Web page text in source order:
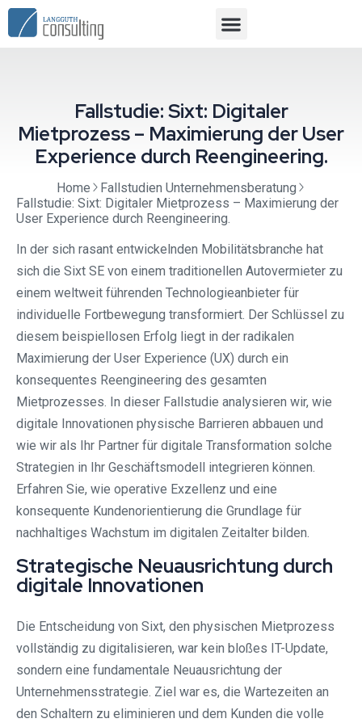
Fallstudie: Sixt: Digitaler
Mietprozess – Maximierung der User
Experience durch Reengineering.
Home
Fallstudien Unternehmensberatung
Fallstudie: Sixt: Digitaler Mietprozess – Maximierung der
User Experience durch Reengineering.
In der sich rasant entwickelnden Mobilitätsbranche hat
sich die Sixt SE von einem traditionellen Autovermieter zu
einem weltweit führenden Technologieanbieter für
individuelle Fortbewegung transformiert. Der Schlüssel zu
diesem beispiellosen Erfolg liegt in der radikalen
Maximierung der User Experience (UX) durch ein
konsequentes Reengineering des gesamten
Mietprozesses. In dieser Fallstudie analysieren wir, wie
digitale Innovationen physische Barrieren abbauen und
wie wir als Ihr Partner für digitale Transformation solche
Strategien in Ihr Geschäftsmodell integrieren können.
Erfahren Sie, wie operative Exzellenz und eine
konsequente Kundenorientierung die Grundlage für
nachhaltiges Wachstum im digitalen Zeitalter bilden.
Strategische Neuausrichtung durch
digitale Innovationen
Die Entscheidung von Sixt, den physischen Mietprozess
vollständig zu digitalisieren, war kein bloßes IT-Update,
sondern eine fundamentale Neuausrichtung der
Unternehmensstrategie. Ziel war es, die Wartezeiten an
den Schaltern zu eliminieren und dem Kunden die volle